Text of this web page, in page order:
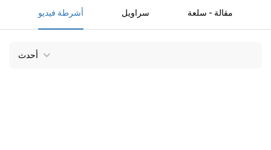
أشرطة فيديو سراويل مقالة - سلعة
أحدث